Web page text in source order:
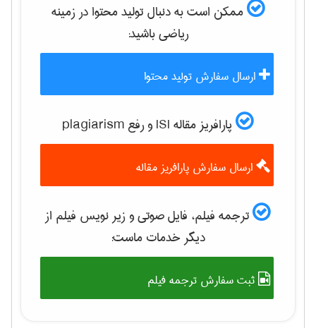
ممکن است به دنبال تولید محتوا در زمینه
رياضیباشید:
ارسال سفارش تولید محتوا
پارافریز مقاله ISI و رفع plagiarism
ارسال سفارش پارافریز مقاله
ترجمه فیلم، فایل صوتی و زیر نویس فیلم از
دیگر خدمات ماست:
ثبت سفارش ترجمه فیلم